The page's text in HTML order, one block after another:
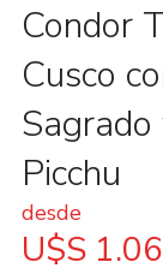
Condor
Cusco
Picchu
desde
U$S